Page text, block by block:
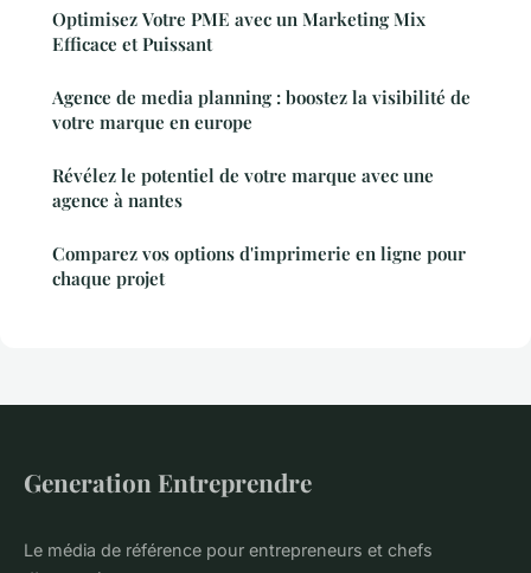
Optimisez Votre PME avec un Marketing Mix
Efficace et Puissant
Agence de media planning : boostez la visibilité de
votre marque en europe
Révélez le potentiel de votre marque avec une
agence à nantes
Comparez vos options d'imprimerie en ligne pour
chaque projet
Generation Entreprendre
Le média de référence pour entrepreneurs et chefs